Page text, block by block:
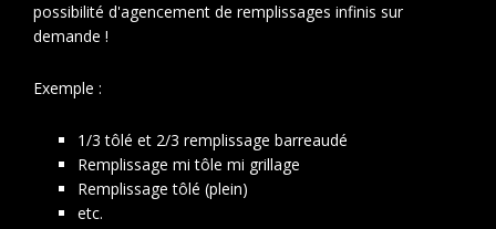
possibilité d'agencement de remplissages infinis sur
demande !
Exemple :
1/3 tôlé et 2/3 remplissage barreaudé
Remplissage mi tôle mi grillage
Remplissage tôlé (plein)
etc.